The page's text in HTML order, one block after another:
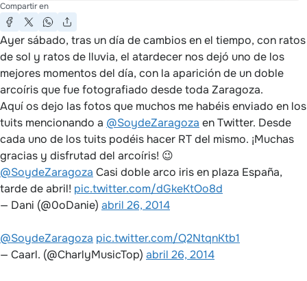
Compartir en
Ayer sábado, tras un día de cambios en el tiempo, con ratos
de sol y ratos de lluvia, el atardecer nos dejó uno de los
mejores momentos del día, con la aparición de un doble
arcoíris que fue fotografiado desde toda Zaragoza.
Aquí os dejo las fotos que muchos me habéis enviado en los
tuits mencionando a @SoydeZaragoza en Twitter. Desde
cada uno de los tuits podéis hacer RT del mismo. ¡Muchas
gracias y disfrutad del arcoíris! 😉
@SoydeZaragoza Casi doble arco iris en plaza España,
tarde de abril! pic.twitter.com/dGkeKtOo8d
— Dani (@0oDanie) abril 26, 2014
@SoydeZaragoza pic.twitter.com/Q2NtqnKtb1
— Caarl. (@CharlyMusicTop) abril 26, 2014